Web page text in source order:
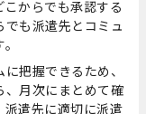
からでも承認する
も派遣先とコミュ
把握できるため、
、月次にまとめて確
派遣先に適切に派遣